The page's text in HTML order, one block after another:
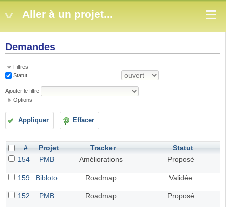
Aller à un projet...
Demandes
Filtres
Statut
Ajouter le filtre
Options
Appliquer Effacer
# Projet Tracker Statut
154
PMB Améliorations Proposé
159 Bibloto Roadmap Validée
152 PMB Roadmap Proposé